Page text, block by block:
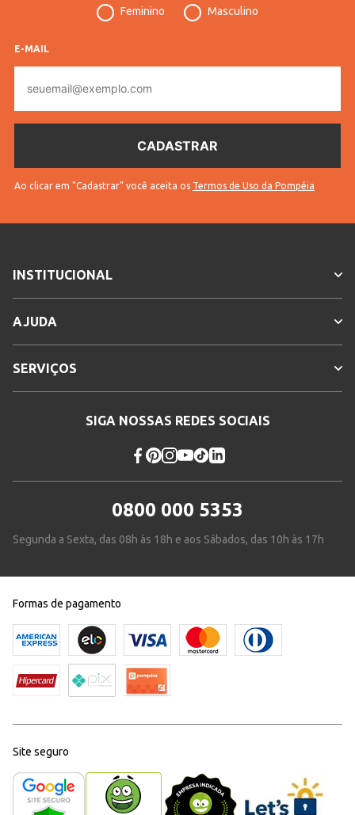
Código
efetuamos a troca deste produto.
Gênero Feminino
Cores
Feminino Masculino
E-MAIL
mail
Ao clicar em "Cadastrar" você aceita os Termos de Uso da Pompéia
INSTITUCIONAL
AJUDA
SERVIÇOS
SIGA NOSSAS REDES SOCIAIS
0800 000 5353
Segunda a Sexta, das 08h às 18h e aos Sábados, das 10h às 17h
Formas de pagamento
Site seguro